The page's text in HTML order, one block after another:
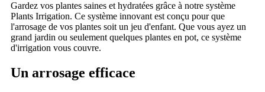
Gardez vos plantes saines et hydratées grâce à notre système
Plants Irrigation. Ce système innovant est conçu pour que
l'arrosage de vos plantes soit un jeu d'enfant. Que vous ayez un
grand jardin ou seulement quelques plantes en pot, ce système
d'irrigation vous couvre.
Un arrosage efficace